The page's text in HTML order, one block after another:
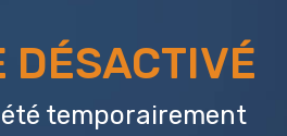
DÉSACTIVÉ
temporairement